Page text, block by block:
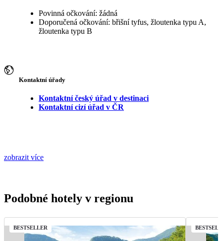
Povinná očkování: žádná
Doporučená očkování: břišní tyfus, žloutenka typu A,
žloutenka typu B
Kontaktní úřady
Kontaktní český úřad v destinaci
Kontaktní cizí úřad v ČR
zobrazit více
Podobné hotely v regionu
BESTSELLER